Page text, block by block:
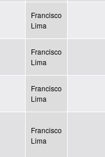
Francisco
Lima
Francisco
Lima
Francisco
Lima
Francisco
Lima